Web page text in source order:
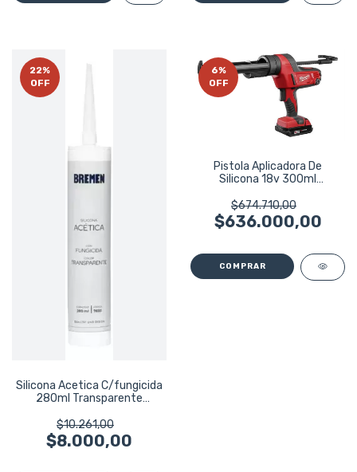
22%
OFF
Silicona Acetica C/fungicida
280ml Transparente
$10.261,00
$8.000,00
6%
OFF
Pistola Aplicadora De
Silicona 18v 300ml
$674.710,00
$636.000,00